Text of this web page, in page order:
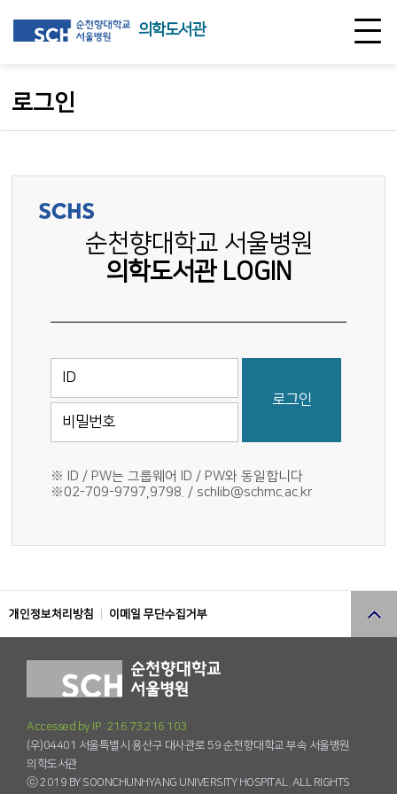
의학도서관
로그인
순천향대학교 서울병원
의학도서관 LOGIN
로그인
※ ID / PW는 그룹웨어 ID / PW와 동일합니다
※02-709-9797,9798. / schlib@schmc.ac.kr
개인정보처리방침 이메일 무단수집거부
Accessed by IP : 216.73.216.103
(우)04401 서울특별시 용산구 대사관로 59 순천향대학교 부속 서울병원
의학도서관
ⓒ 2019 BY SOONCHUNHYANG UNIVERSITY HOSPITAL. ALL RIGHTS